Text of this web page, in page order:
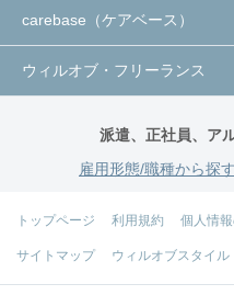
carebase（ケアベース）
ウィルオブ・フリーランス
派遣、正社員、ア
雇用形態/職種から探す
トップページ 利用規約 個人情
サイトマップ ウィルオブスタイル